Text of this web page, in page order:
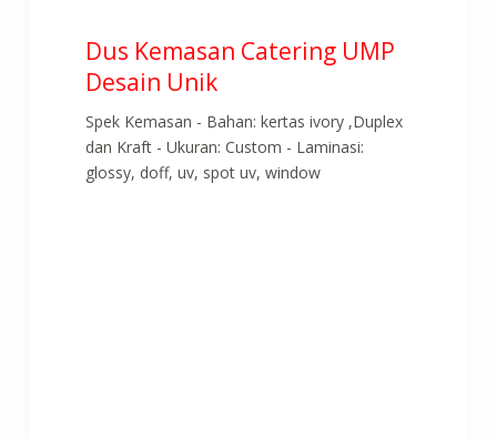
Dus Kemasan Catering UMP
Desain Unik
Spek Kemasan - Bahan: kertas ivory ,Duplex
dan Kraft - Ukuran: Custom - Laminasi:
glossy, doff, uv, spot uv, window